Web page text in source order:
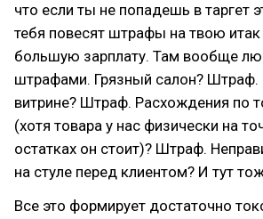
что если ты не попадешь в таргет
тебя повесят штрафы на твою
большую зарплату. Там вообще
штрафами. Грязный салон?
витрине? Штраф. Расхождения по
(хотя товара у нас физически на
остатках он стоит)? Штраф.
на стуле перед клиентом? И тут
Все это формирует достаточно